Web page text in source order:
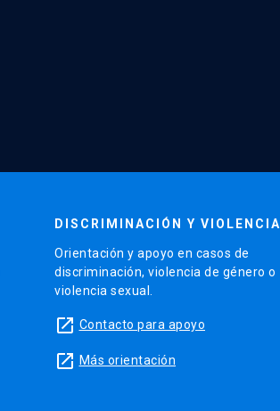
DISCRIMINACIÓN Y VIOLENCIA
Orientación y apoyo en casos de
discriminación, violencia de género o
violencia sexual.
launch Contacto para apoyo
launch Más orientación